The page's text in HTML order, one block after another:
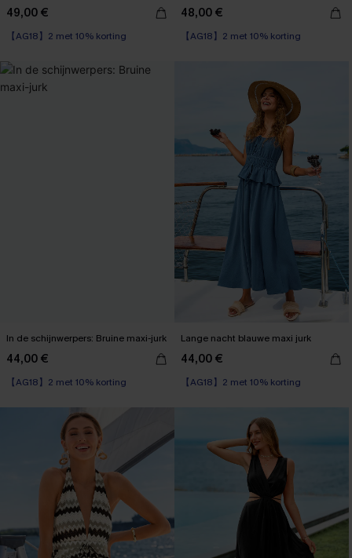
49,00 €
【AG18】2 met 10% korting
48,00 €
【AG18】2 met 10% korting
Corrigerende jurk
In de schijnwerpers: Bruine maxi-jurk
44,00 €
【AG18】2 met 10% korting
Lange nacht blauwe maxi jurk
44,00 €
【AG18】2 met 10% korting